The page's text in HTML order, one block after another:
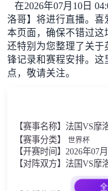
足球新闻
篮球新闻
在2026年07月10日
洛哥】将进行直播。
本页面，确保不错过这
还特别为您整理了关
锋记录和赛程安排。
点，敬请关注。
【赛事名称】法国VS摩
【赛事分类】 世界杯
【开赛时间】2026年07
【对阵双方】法国VS摩